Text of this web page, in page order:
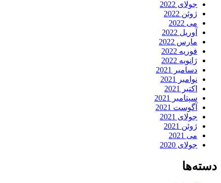
جولای 2022
ژوئن 2022
می 2022
آوریل 2022
مارس 2022
فوریه 2022
ژانویه 2022
دسامبر 2021
نوامبر 2021
اکتبر 2021
سپتامبر 2021
آگوست 2021
جولای 2021
ژوئن 2021
می 2021
جولای 2020
دسته‌ها